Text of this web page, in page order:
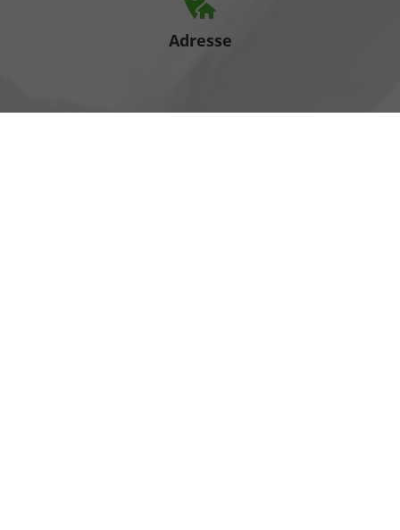
Adresse